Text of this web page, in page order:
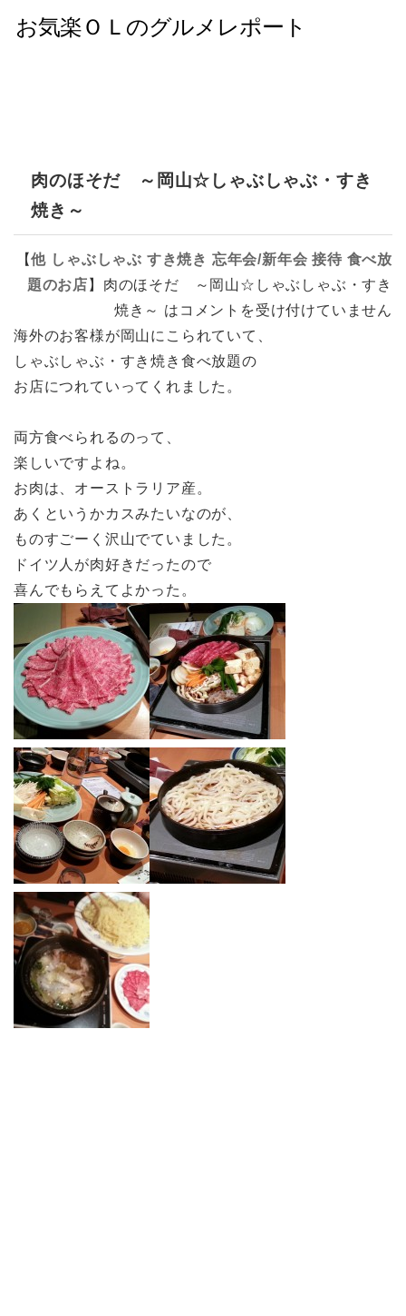
肉のほそだ ～岡山☆しゃぶしゃぶ・すき
焼き～
【他 しゃぶしゃぶ すき焼き 忘年会/新年会 接待 食べ放
題のお店 】 肉のほそだ ～岡山☆しゃぶしゃぶ・すき
焼き～ は コメントを受け付けていません
海外のお客様が岡山にこられていて、
しゃぶしゃぶ・すき焼き食べ放題の
お店につれていってくれました。
両方食べられるのって、
楽しいですよね。
お肉は、オーストラリア産。
あくというかカスみたいなのが、
ものすごーく沢山でていました。
ドイツ人が肉好きだったので
喜んでもらえてよかった。